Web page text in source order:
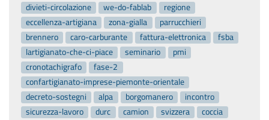
divieti-circolazione
we-do-fablab
regione
eccellenza-artigiana
zona-gialla
parrucchieri
brennero
caro-carburante fattura-elettronica
fsba
lartigianato-che-ci-piace
seminario
pmi
cronotachigrafo
fase-2
confartigianato-imprese-piemonte-orientale
decreto-sostegni
alpa borgomanero
incontro
sicurezza-lavoro
durc camion svizzera
coccia